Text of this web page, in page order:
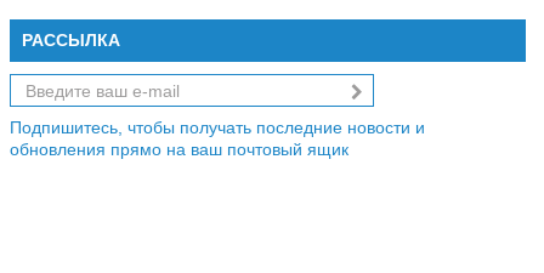
РАССЫЛКА
Подпишитесь, чтобы получать последние новости и
обновления прямо на ваш почтовый ящик